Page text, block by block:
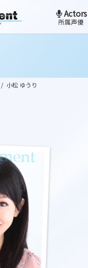
Actors
所属声優
小松 ゆうり